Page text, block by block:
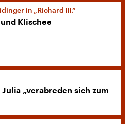
in „Richard III.“
Klischee
Julia „verabreden sich zum